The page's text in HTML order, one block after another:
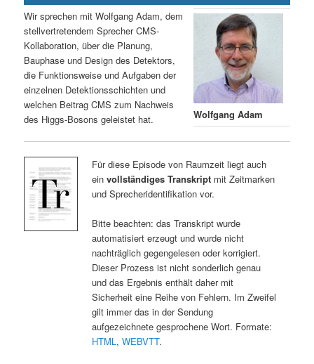
g
e
n
i
n
g
e
Wolfgang Adam
Wir sprechen mit Wolfgang Adam, dem
stellvertretendem Sprecher CMS-
Kollaboration, über die Planung,
Bauphase und Design des Detektors,
die Funktionsweise und Aufgaben der
einzelnen Detektionsschichten und
welchen Beitrag CMS zum Nachweis
des Higgs-Bosons geleistet hat.
Für diese Episode von Raumzeit liegt auch
ein vollständiges Transkriptmit Zeitmarken
und Sprecheridentifikation vor.
Bitte beachten: das Transkript wurde
automatisiert erzeugt und wurde nicht
nachträglich gegengelesen oder korrigiert.
Dieser Prozess ist nicht sonderlich genau
und das Ergebnis enthält daher mit
Sicherheit eine Reihe von Fehlern. Im Zweifel
gilt immer das in der Sendung
aufgezeichnete gesprochene Wort. Formate:
HTML, WEBVTT.